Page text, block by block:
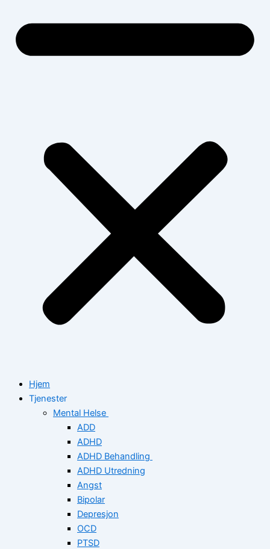
Hjem
Tjenester
Mental Helse
ADD
ADHD
ADHD Behandling
ADHD Utredning
Angst
Bipolar
Depresjon
OCD
PTSD